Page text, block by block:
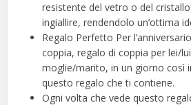
resistente del vetro o del
ingiallire, rendendolo un’ottima
Regalo Perfetto Per
coppia, regalo di coppia per lei/
moglie/marito, in un giorno così
questo regalo che ti contiene.
Ogni volta che vede questo